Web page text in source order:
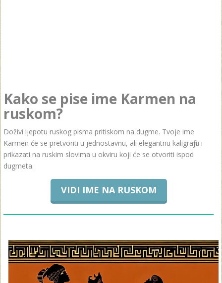
Kako se pise ime Karmen na
ruskom?
Doživi ljepotu ruskog pisma pritiskom na dugme. Tvoje ime
Karmen će se pretvoriti u jednostavnu, ali elegantnu kaligrafiju i
prikazati na ruskim slovima u okviru koji će se otvoriti ispod
dugmeta.
VIDI IME NA RUSKOM